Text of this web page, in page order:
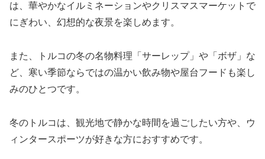
は、華やかなイルミネーションやクリスマスマーケットで
にぎわい、幻想的な夜景を楽しめます。
また、トルコの冬の名物料理「サーレップ」や「ボザ」な
ど、寒い季節ならではの温かい飲み物や屋台フードも楽し
みのひとつです。
冬のトルコは、観光地で静かな時間を過ごしたい方や、ウ
ィンタースポーツが好きな方におすすめです。